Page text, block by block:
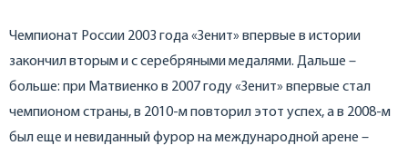
Чемпионат России 2003 года «Зенит» впервые в истории
закончил вторым и с серебряными медалями. Дальше –
больше: при Матвиенко в 2007 году «Зенит» впервые стал
чемпионом страны, в 2010-м повторил этот успех, а в 2008-м
был еще и невиданный фурор на международной арене –